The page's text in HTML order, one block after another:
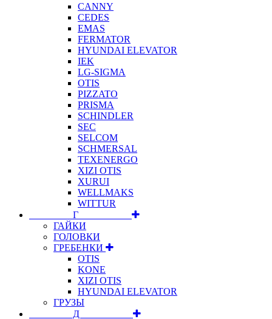
CANNY
CEDES
EMAS
FERMATOR
HYUNDAI ELEVATOR
IEK
LG-SIGMA
OTIS
PIZZATO
PRISMA
SCHINDLER
SEC
SELCOM
SCHMERSAL
TEXENERGO
XIZI OTIS
XURUI
WELLMAKS
WITTUR
⠀⠀⠀⠀⠀⠀Г⠀⠀⠀⠀⠀⠀⠀
ГАЙКИ
ГОЛОВКИ
ГРЕБЕНКИ
OTIS
KONE
XIZI OTIS
HYUNDAI ELEVATOR
ГРУЗЫ
⠀⠀⠀⠀⠀⠀Д⠀⠀⠀⠀⠀⠀⠀